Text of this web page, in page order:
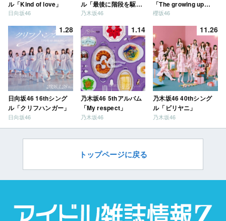
ル「Kind of love」
日向坂46
ル「最後に階段を駆け
上がったのはいつ
乃木坂46
「The growing up
train」
櫻坂46
1.28
日向坂46 16thシング
ル「クリフハンガー」
日向坂46
1.14
乃木坂46 5thアルバム
「My respect」
乃木坂46
11.26
乃木坂46 40thシング
ル「ビリヤニ」
乃木坂46
トップページに戻る